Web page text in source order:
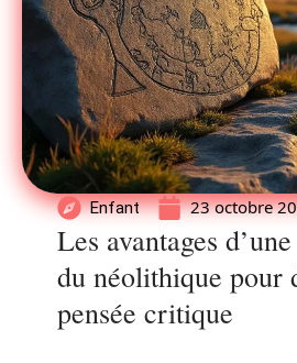
Enfant 23 octobre
Les avantages
du néolithique pour
pensée critique